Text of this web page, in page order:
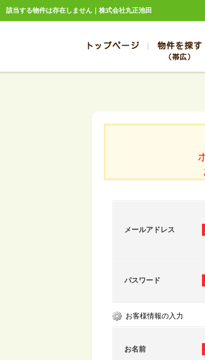
該当する物件は存在しません｜株式会社丸正池田
トップページ 物件を探す
（帯広）
メールアドレス
パスワード
お客様情報の入力
お名前